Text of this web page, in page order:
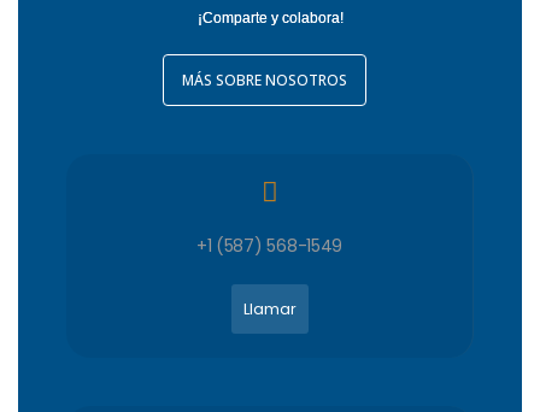
¡Comparte y colabora!
MÁS SOBRE NOSOTROS
+1 (587) 568-1549
Llamar